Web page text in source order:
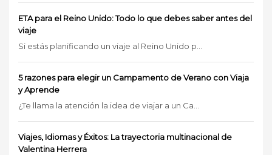
ETA para el Reino Unido: Todo lo que debes saber antes del
viaje
Si estás planificando un viaje al Reino Unido p...
5 razones para elegir un Campamento de Verano con Viaja
y Aprende
¿Te llama la atención la idea de viajar a un Ca...
Viajes, Idiomas y Éxitos: La trayectoria multinacional de
Valentina Herrera